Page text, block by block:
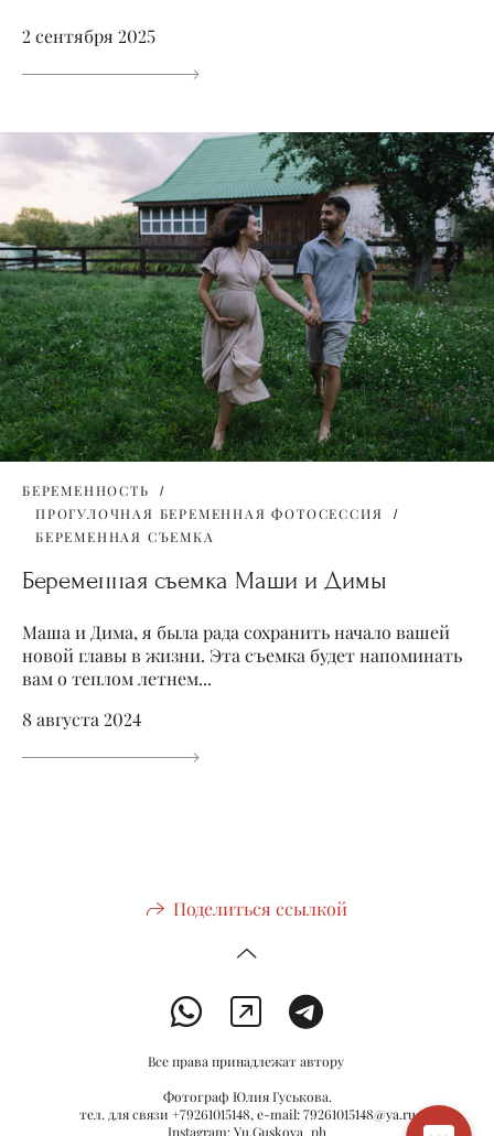
2 сентября 2025
БЕРЕМЕННОСТЬ
ПРОГУЛОЧНАЯ БЕРЕМЕННАЯ ФОТОСЕССИЯ
БЕРЕМЕННАЯ СЪЕМКА
Беременная съемка Маши и Димы
Маша и Дима, я была рада сохранить начало вашей
новой главы в жизни. Эта съемка будет напоминать
вам о теплом летнем...
8 августа 2024
Поделиться ссылкой
Все права принадлежат автору
Фотограф Юлия Гуськова.
тел. для связи +79261015148, e-mail: 79261015148@ya.ru
Instagram: Yu.Guskova_ph